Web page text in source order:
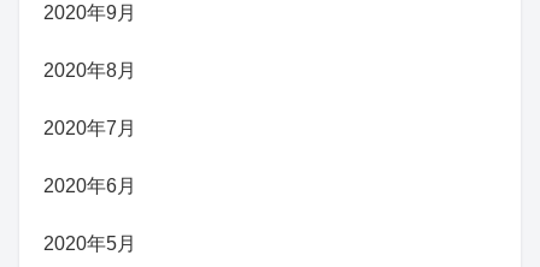
2020年9月
2020年8月
2020年7月
2020年6月
2020年5月